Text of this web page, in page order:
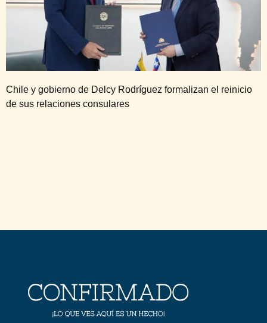
Chile y gobierno de Delcy Rodríguez formalizan el reinicio
de sus relaciones consulares